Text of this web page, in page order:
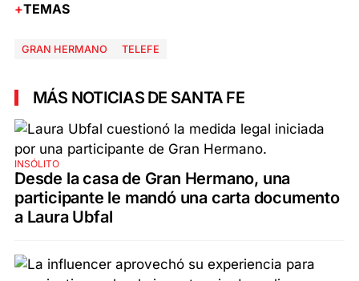
TEMAS
GRAN HERMANO TELEFE
MÁS NOTICIAS DE SANTA FE
INSÓLITO
Desde la casa de Gran Hermano, una
participante le mandó una carta documento
a Laura Ubfal